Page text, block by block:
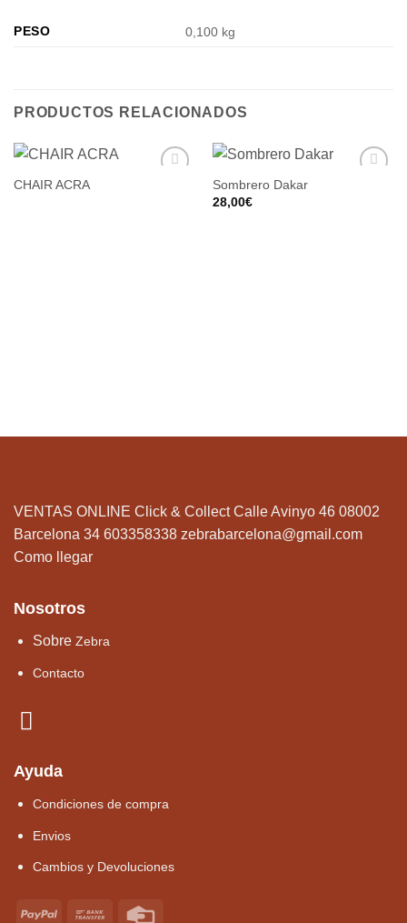
PESO 0,100 kg
PRODUCTOS RELACIONADOS
CHAIR ACRA
Sombrero Dakar
28,00€
VENTAS ONLINE Click & Collect Calle Avinyo 46 08002
Barcelona 34 603358338 zebrabarcelona@gmail.com
Como llegar
Nosotros
Sobre Zebra
Contacto
Ayuda
Condiciones de compra
Envios
Cambios y Devoluciones